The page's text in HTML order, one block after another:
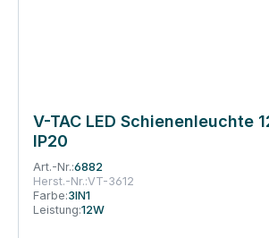
V-TAC LED Schienenleuchte
IP20
Art.-Nr.:6882
Herst.-Nr.:VT-3612
Farbe:3IN1
Leistung:12W